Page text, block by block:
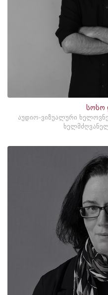
სოსო
აუდიო-ვიზუალური